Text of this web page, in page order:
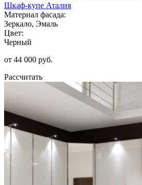
Шкаф-купе Аталия
Материал фасада:
Зеркало, Эмаль
Цвет:
Черный
от 44 000 руб.
Рассчитать